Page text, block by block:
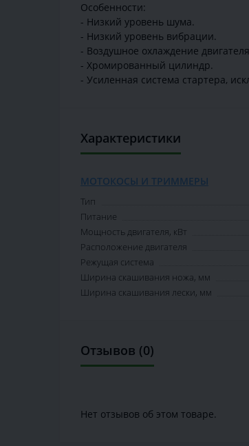
Особенности:
- Низкий уровень шума.
- Низкий уровень вибрации.
- Воздушное охлаждение
- Хромированный цилиндр.
- Усиленная система стартера,
Характеристики
МОТОКОСЫ И ТРИММЕРЫ
Тип
Питание
Мощность двигателя, кВт
Расположение двигателя
Режущая система
Ширина скашивания ножа, мм
Ширина скашивания лески, мм
Отзывов (0)
Нет отзывов об этом товаре.